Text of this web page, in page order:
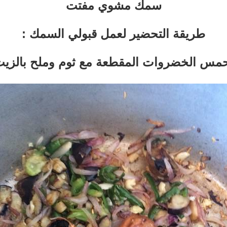
سمك مشوي مفتت
طريقة التحضير لعمل قبولي السمك :
الخضروات المقطعة مع ثوم وملح